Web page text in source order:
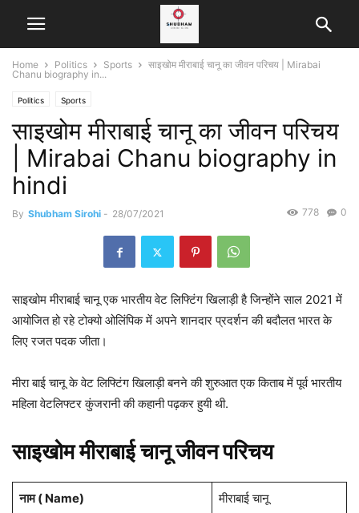
Home Politics Sports
साइखोम मीराबाई चानू का जीवन परिचय | Mirabai
Chanu biography in...
Politics Sports
साइखोम मीराबाई चानू का जीवन परिचय
| Mirabai Chanu biography in
hindi
By Shubham Sirohi - 28/07/2021 0
778
साइखोम मीराबाई चानू एक भारतीय वेट लिफ्टिंग खिलाड़ी है जिन्होंने साल 2021 में
आयोजित हो रहे टोक्यो ओलिंपिक में अपने शानदार प्रदर्शन की बदौलत भारत के
लिए रजत पदक जीता।
मीरा बाई चानू के वेट लिफ्टिंग खिलाड़ी बनने की शुरुआत एक किताब में पूर्व भारतीय
महिला वेटलिफ्टर कुंजरानी की कहानी पढ़कर हुयी थी.
साइखोम मीराबाई चानू जीवन परिचय
नाम ( Name) मीराबाई चानू